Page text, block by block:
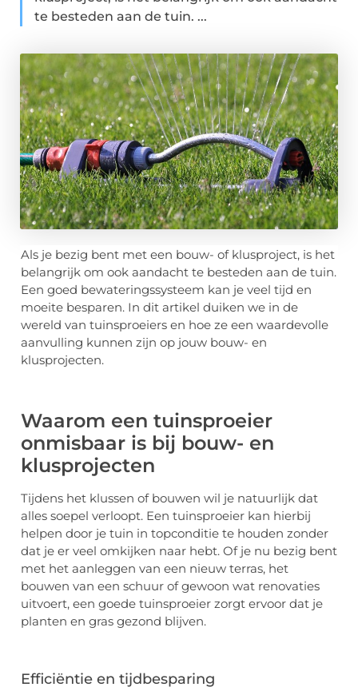
te besteden aan de tuin. ...
Als je bezig bent met een bouw- of klusproject, is het
belangrijk om ook aandacht te besteden aan de tuin.
Een goed bewateringssysteem kan je veel tijd en
moeite besparen. In dit artikel duiken we in de
wereld van tuinsproeiers en hoe ze een waardevolle
aanvulling kunnen zijn op jouw bouw- en
klusprojecten.
Waarom een tuinsproeier
onmisbaar is bij bouw- en
klusprojecten
Tijdens het klussen of bouwen wil je natuurlijk dat
alles soepel verloopt. Een tuinsproeier kan hierbij
helpen door je tuin in topconditie te houden zonder
dat je er veel omkijken naar hebt. Of je nu bezig bent
met het aanleggen van een nieuw terras, het
bouwen van een schuur of gewoon wat renovaties
uitvoert, een goede tuinsproeier zorgt ervoor dat je
planten en gras gezond blijven.
Efficiëntie en tijdbesparing